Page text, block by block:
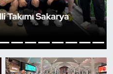
Sakarya
8 9 10 11 12 13 14 15